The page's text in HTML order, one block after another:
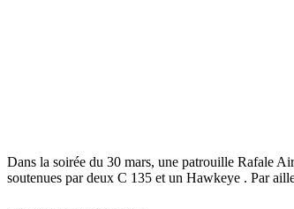
Dans la soirée du 30 mars, une patrouille Rafale
soutenues par deux C 135 et un Hawkeye . Par